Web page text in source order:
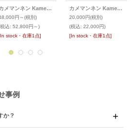
カメマンネン KameManNen 丸メガネ KMN-99 45size
円～(税別)
込: 52,800円～)
stock・在庫1点]
カメマンネン KameManNen KMN-114 48size専用 クリップオンサングラス
20,000円(税別)
(税込: 22,000円)
[In stock・在庫1点]
事例
か？